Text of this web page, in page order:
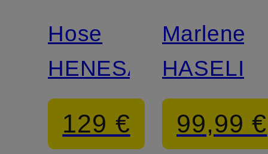
Hose
HENESA
129 €
HASELI
99,99 €